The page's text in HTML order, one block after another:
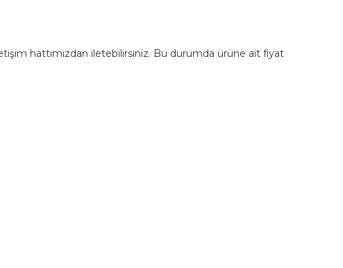
hattımızdan iletebilirsiniz. Bu durumda ürüne ait fiyat